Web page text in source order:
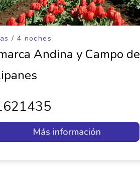
/ 4 noches
Andina y Campo de
Más información